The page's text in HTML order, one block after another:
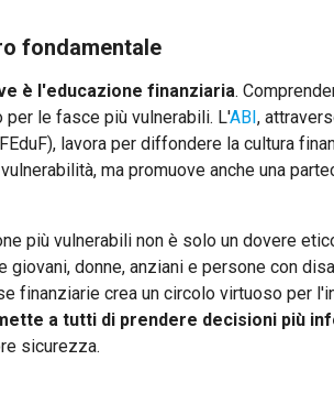
fondamentale
è l'educazione finanziaria.
le fasce più vulnerabili. L'ABI,
lavora per diffondere la cultura
ma promuove anche una
più vulnerabili non è solo un dovere
donne, anziani e persone con
finanziarie crea un circolo virtuoso per
a tutti di prendere decisioni più
sicurezza.